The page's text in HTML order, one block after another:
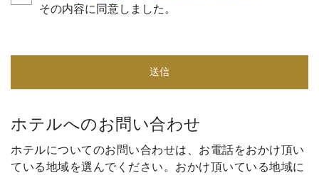
その内容に同意しました。
送信
ホテルへのお問い合わせ
ホテルについてのお問い合わせは、お電話をおかけ頂い
ている地域を選んでください。おかけ頂いている地域に